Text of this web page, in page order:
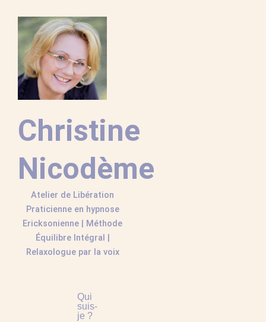
contenu
Christine
Nicodème
Atelier de Libération
Praticienne en hypnose
Ericksonienne | Méthode
Équilibre Intégral |
Relaxologue par la voix
Qui
suis-
je ?